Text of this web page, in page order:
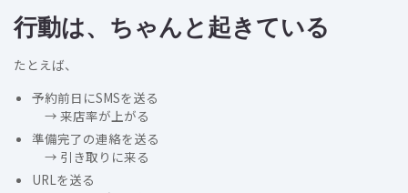
行動は、ちゃんと起きている
たとえば、
予約前日にSMSを送る
→ 来店率が上がる
準備完了の連絡を送る
→ 引き取りに来る
URLを送る